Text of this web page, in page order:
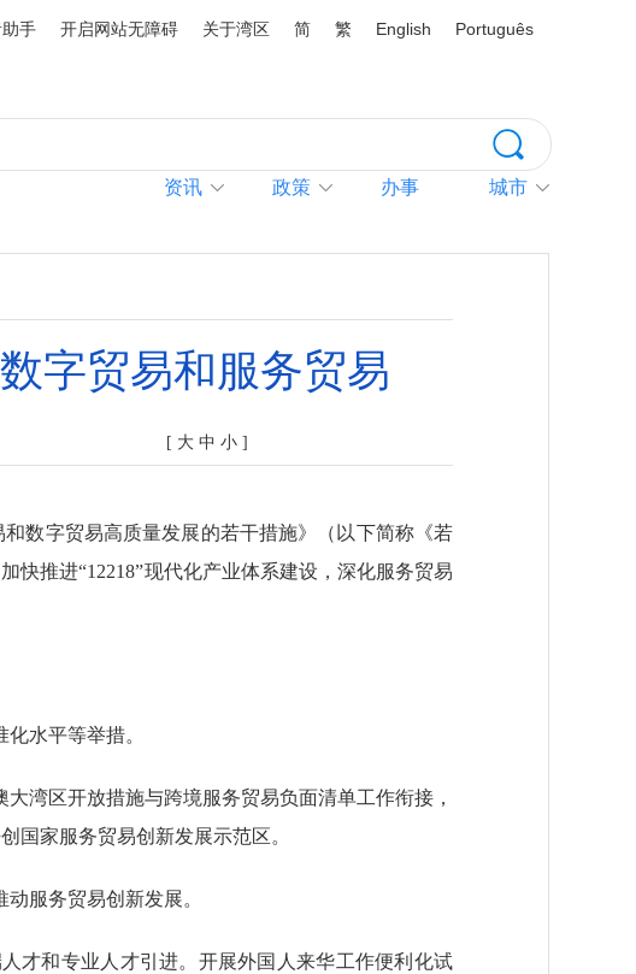
手 开启网站无障碍 关于湾区 简 繁 English Português
资讯 政策 办事 城市
字贸易和服务贸易
[ 大 中 小 ]
数字贸易高质量发展的若干措施》（以下简称《若
快推进“12218”现代化产业体系建设，深化服务贸易
水平等举措。
区开放措施与跨境服务贸易负面清单工作衔接，
国家服务贸易创新发展示范区。
服务贸易创新发展。
和专业人才引进。开展外国人来华工作便利化试